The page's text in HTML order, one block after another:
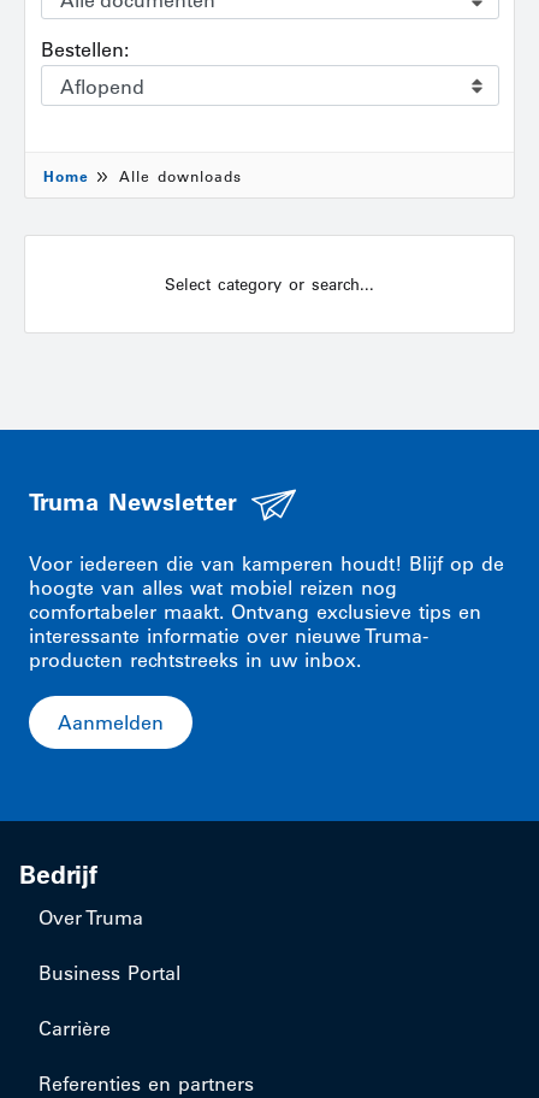
Bestellen:
Home Alle downloads
Select category or search...
Truma Newsletter
Voor iedereen die van kamperen houdt! Blijf op de
hoogte van alles wat mobiel reizen nog
comfortabeler maakt. Ontvang exclusieve tips en
interessante informatie over nieuwe Truma-
producten rechtstreeks in uw inbox.
Aanmelden
Bedrijf
Over Truma
Business Portal
Carrière
Referenties en partners